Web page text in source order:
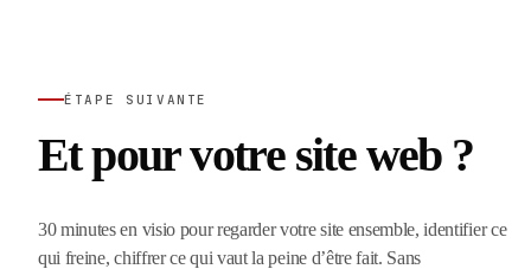
ÉTAPE SUIVANTE
Et pour votre site web ?
30 minutes en visio pour regarder votre site ensemble, identifier ce
qui freine, chiffrer ce qui vaut la peine d’être fait. Sans